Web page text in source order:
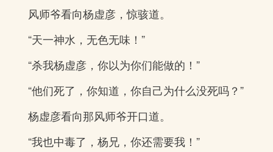
风师爷看向杨虚彦，惊骇道。
“天一神水，无色无味！”
“杀我杨虚彦，你以为你们能做的！”
“他们死了，你知道，你自己为什么没死吗？”
杨虚彦看向那风师爷开口道。
“我也中毒了，杨兄，你还需要我！”